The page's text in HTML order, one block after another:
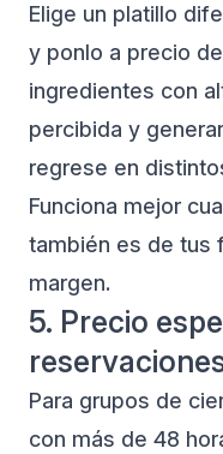
Elige un platillo
y ponlo a precio
ingredientes con
percibida y
regrese en
Funciona mejor
también es de tus
margen.
5. Precio
Para grupos de
con más de 48